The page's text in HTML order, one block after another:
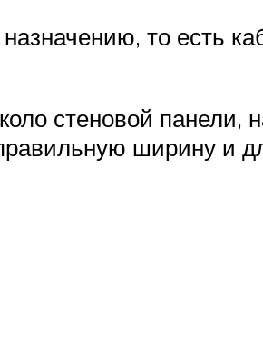
то есть
стеновой панели,
ширину и